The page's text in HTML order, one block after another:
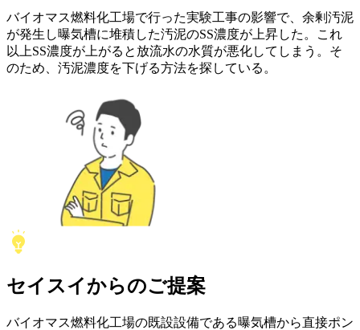
バイオマス燃料化工場で行った実験工事の影響で、余剰汚泥
が発生し曝気槽に堆積した汚泥のSS濃度が上昇した。これ
以上SS濃度が上がると放流水の水質が悪化してしまう。そ
のため、汚泥濃度を下げる方法を探している。
セイスイからのご提案
バイオマス燃料化工場の既設設備である曝気槽から直接ポン